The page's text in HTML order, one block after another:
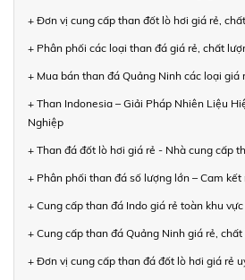
+ Đơn vị cung cấp than đốt lò hơi giá rẻ,
+ Phân phối các loại than đá giá rẻ, chất
+ Mua bán than đá Quảng Ninh các loại giá
+ Than Indonesia – Giải Pháp Nhiên Liệu
Nghiệp
+ Than đá đốt lò hơi giá rẻ - Nhà cung cấp
+ Phân phối than đá số lượng lớn – Cam
+ Cung cấp than đá Indo giá rẻ toàn khu
+ Cung cấp than đá Quảng Ninh giá rẻ,
+ Đơn vị cung cấp than đá đốt lò hơi giá rẻ